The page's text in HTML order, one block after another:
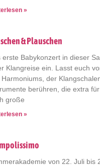
»
& Plauschen
erste Babykonzert in dieser
Klangreise ein. Lasst euch
Harmoniums, der
berühren, die extra
große
»
von 22. Juli bis